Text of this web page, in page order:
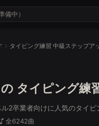
タイピング練
2卒業者向けに人気のタイピ
全6242曲